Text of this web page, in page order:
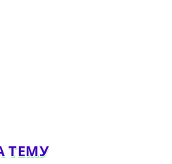
ТЕМУ